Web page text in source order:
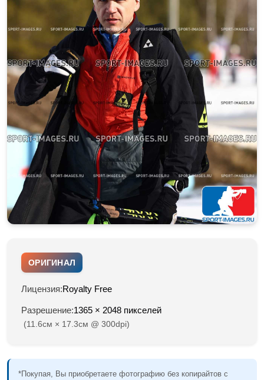
ОРИГИНАЛ
Лицензия:Royalty Free
Разрешение:1365 × 2048 пикселей
(11.6см × 17.3см @ 300dpi)
*Покупая, Вы приобретаете фотографию без копирайтов с